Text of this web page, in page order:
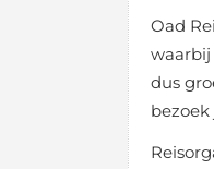
Oad
waarbij
dus
bezoek